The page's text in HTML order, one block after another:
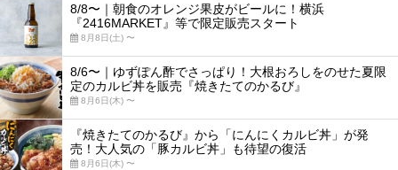
8/8〜｜朝食のオレンジ果皮がビールに！横浜
『2416MARKET』等で限定販売スタート
8月8日(土) 〜
8/6〜｜ゆずぽん酢でさっぱり！大根おろしをのせた夏限
定のカルビ丼を販売『焼きたてのかるび』
8月6日(木) 〜
『焼きたてのかるび』から「にんにくカルビ丼」が発
売！大人気の「豚カルビ丼」も待望の復活
8月6日(木) 〜